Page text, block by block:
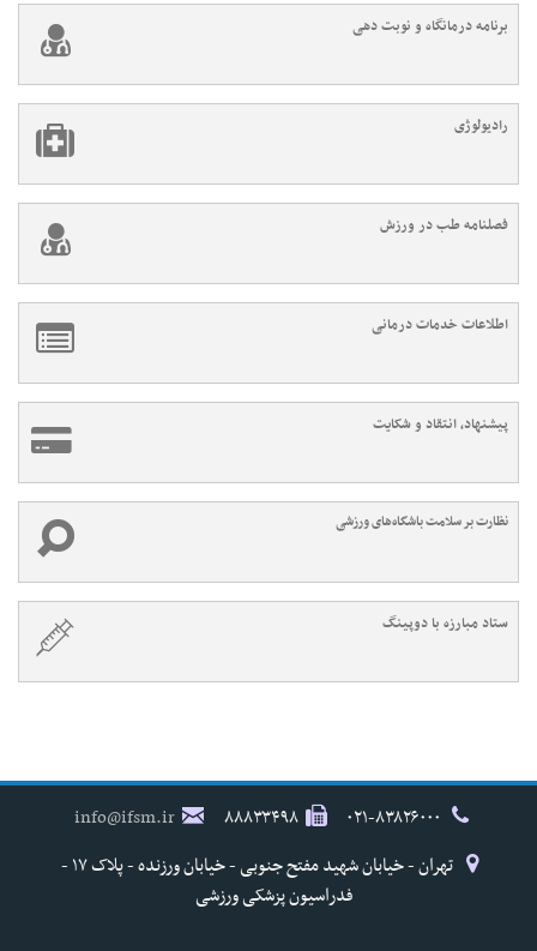
برنامه درمانگاه و نوبت دهی
رادیولوژی
فصلنامه طب در ورزش
اطلاعات خدمات درمانی
پیشنهاد، انتقاد و شکایت
نظارت بر سلامت باشگاه‌های ورزشی
ستاد مبارزه با دوپینگ
۸۸۸۳۳۴۹۸
info@ifsm.ir
تهران - خیابان شهید مفتح جنوبی - خیابان ورزنده - پلاک ۱۷ -
فدراسیون پزشکی ورزشی